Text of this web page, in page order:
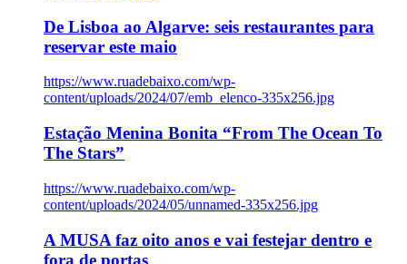
De Lisboa ao Algarve: seis restaurantes para
reservar este maio
https://www.ruadebaixo.com/wp-
content/uploads/2024/07/emb_elenco-335x256.jpg
Estação Menina Bonita “From The Ocean To
The Stars”
https://www.ruadebaixo.com/wp-
content/uploads/2024/05/unnamed-335x256.jpg
A MUSA faz oito anos e vai festejar dentro e
fora de portas